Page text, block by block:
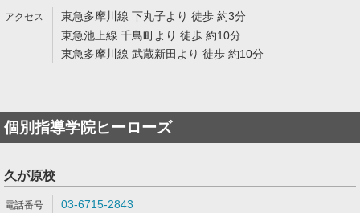
東急多摩川線 下丸子より 徒歩 約3分
東急池上線 千鳥町より 徒歩 約10分
東急多摩川線 武蔵新田より 徒歩 約10分
個別指導学院ヒーローズ
久が原校
03-6715-2843